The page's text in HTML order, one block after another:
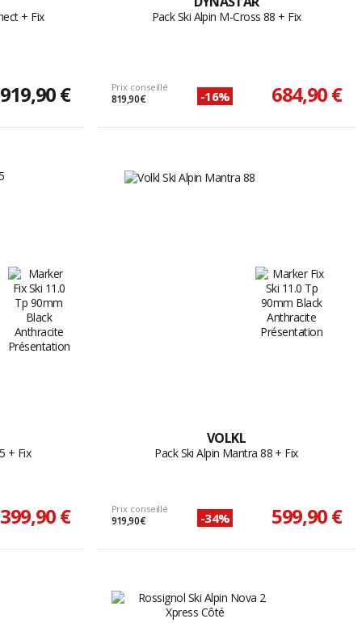
+ Fix
919,90 €
Pack Ski Alpin M-Cross 88 + Fix
Prix conseillé
819,90 € -16% 684,90 €
+ Fix
399,90 €
VOLKL
Pack Ski Alpin Mantra 88 + Fix
Prix conseillé
919,90 € -34% 599,90 €